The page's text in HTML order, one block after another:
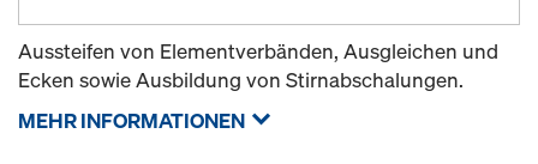
Aussteifen von Elementverbänden, Ausgleichen und
Ecken sowie Ausbildung von Stirnabschalungen.
MEHR INFORMATIONEN